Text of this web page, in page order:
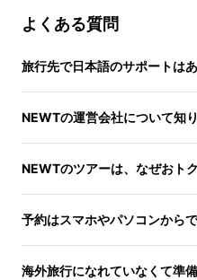
よくある質問
旅行先で日本語のサポートは
NEWTの運営会社について知
NEWTのツアーは、なぜおト
予約はスマホやパソコンから
海外旅行になれていなくて準